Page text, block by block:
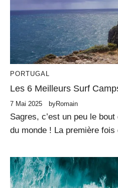
PORTUGAL
Les 6 Meilleurs Surf
7 Mai 2025 byRomain
Sagres, c’est un peu le
du monde ! La première fois